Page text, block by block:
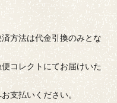
方法は代金引換のみとな
コレクトにてお届けいた
支払いください。